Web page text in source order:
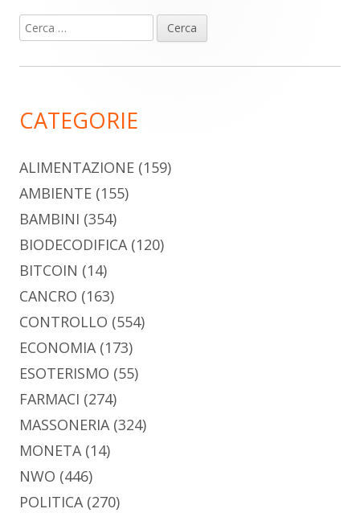
Barra
laterale
Ricerca
per:
CATEGORIE
ALIMENTAZIONE (159)
AMBIENTE (155)
BAMBINI (354)
BIODECODIFICA(120)
BITCOIN (14)
CANCRO (163)
CONTROLLO (554)
ECONOMIA(173)
ESOTERISMO (55)
FARMACI (274)
MASSONERIA(324)
MONETA(14)
NWO (446)
POLITICA(270)